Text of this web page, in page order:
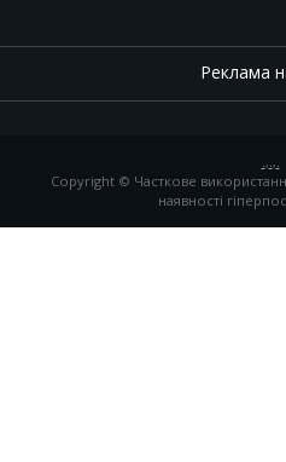
Реклама
, ,
Copyright © Часткове
наявності